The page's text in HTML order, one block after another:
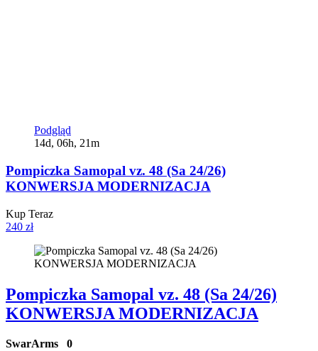
Podgląd
14d, 06h, 21m
Pompiczka Samopal vz. 48 (Sa 24/26)
KONWERSJA MODERNIZACJA
Kup Teraz
240 zł
Pompiczka Samopal vz. 48 (Sa 24/26)
KONWERSJA MODERNIZACJA
SwarArms 0